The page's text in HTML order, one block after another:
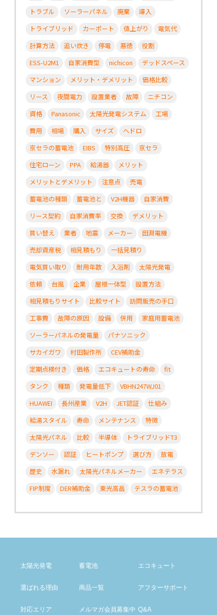
トラブル
ソーラーパネル 廃棄
導入
トライブリッド
カーポート 値上がり
電気代
計算方法
追い炊き 停電 悪徳
役割
ESS-U2M1
自家消費型 nichicon
デッドスペース
マンション
メリット・デメリット
価格比較
リース
夜間電力 設置業者 故障
ニチコン
資格
Panasonic 太陽光発電システム
工場
費用
相場 購入 サイズ
ヘドロ
京セラの蓄電池
EIBS 特別高圧
京セラ
住宅ローン
PPA 給湯器
メリット
メリットとデメリット
注意点
売電
蓄電池の種類
蓄電池と V2H機器
自家消費
リース契約
自家消費率 交換
デメリット
買い替え
業者 地震 メーカー
田淵電機
売却資産税
相見積もり
一括見積り
電気買い取り
耐用年数 入浴剤
太陽光発電
依頼
台風 企業 屋根一体型
設置方法
相見積もりサイト
比較サイト
訪問販売の手口
工事費
故障の原因 設備 併用
家庭用蓄電池
ソーラーパネルの発電量
パナソニック
サカイガワ
村田製作所
CEV補助金
定期点検付き
価格 エコキュートの寿命
fit
タンク
種類 発電量低下
VBHN247WJ01
HUAWEI
長州産業 V2H JET認証
仕組み
給湯スタイル
寿命 メンテナンス
特徴
太陽光パネル
比較 半導体
トライブリッドT3
デンソー
認証 ヒートポンプ 選び方
放電
歴史
水漏れ 太陽光パネルメーカー
エネテラス
FIP制度
DER補助金 東光高岳 テスラの蓄電池
太陽光発電 蓄電池 エコキュート
選ばれる理由 商品一覧 アフターサポート
対応エリア メルマガ会員募集中 Q&A